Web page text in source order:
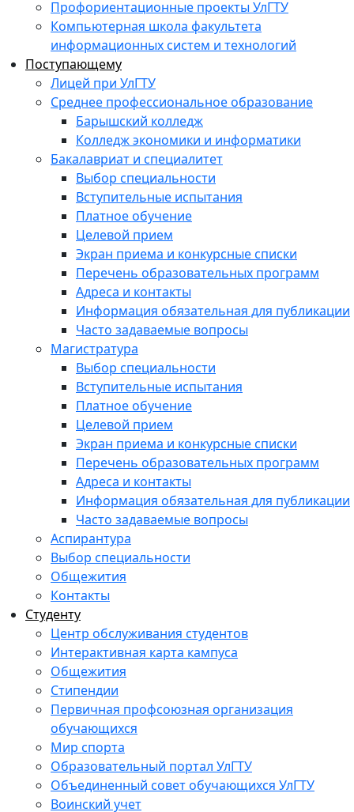
Профориентационные проекты УлГТУ
Компьютерная школа факультета
информационных систем и технологий
Поступающему
Лицей при УлГТУ
Среднее профессиональное образование
Барышский колледж
Колледж экономики и информатики
Бакалавриат и специалитет
Выбор специальности
Вступительные испытания
Платное обучение
Целевой прием
Экран приема и конкурсные списки
Перечень образовательных программ
Адреса и контакты
Информация обязательная для публикации
Часто задаваемые вопросы
Магистратура
Выбор специальности
Вступительные испытания
Платное обучение
Целевой прием
Экран приема и конкурсные списки
Перечень образовательных программ
Адреса и контакты
Информация обязательная для публикации
Часто задаваемые вопросы
Аспирантура
Выбор специальности
Общежития
Контакты
Студенту
Центр обслуживания студентов
Интерактивная карта кампуса
Общежития
Стипендии
Первичная профсоюзная организация
обучающихся
Мир спорта
Образовательный портал УлГТУ
Объединенный совет обучающихся УлГТУ
Воинский учет